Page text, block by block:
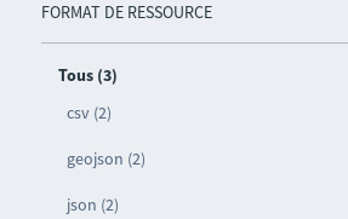
FORMAT DE RESSOURCE
Tous (3)
csv (2)
geojson (2)
json (2)